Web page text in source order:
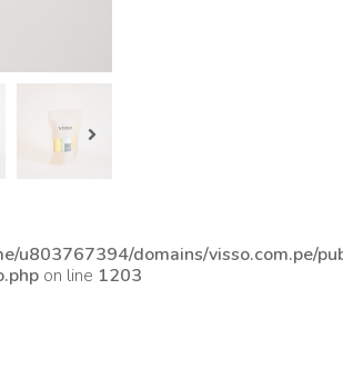
u803767394/domains/visso.com.pe/
on line 1203